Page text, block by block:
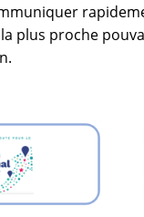
plus proche